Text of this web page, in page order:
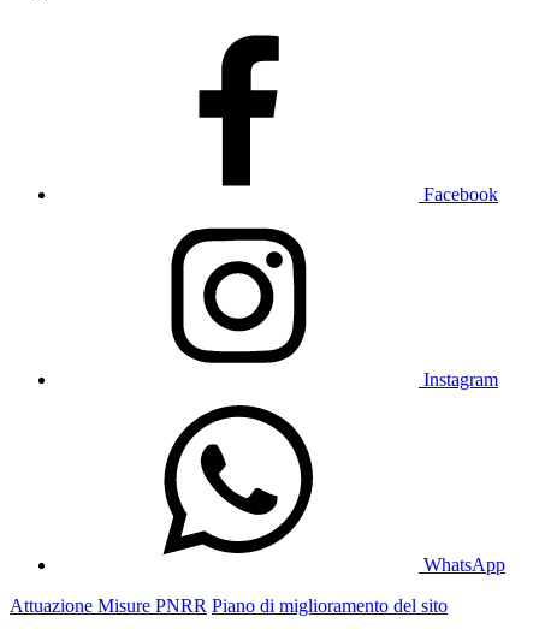
Facebook
Instagram
WhatsApp
Attuazione Misure PNRR Piano di miglioramento del sito